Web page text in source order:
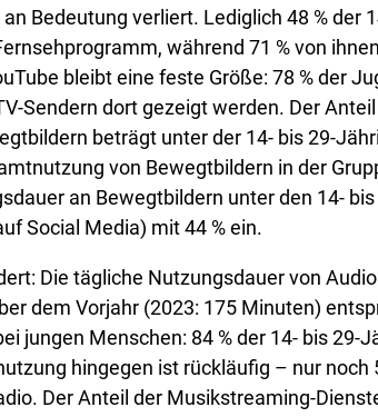
Bedeutung verliert. Lediglich 48 % der
während 71 % von
bleibt eine feste Größe: 78 % der
Sendern dort gezeigt werden. Der
beträgt unter der 14- bis 29-
von Bewegtbildern in der
an Bewegtbildern unter den 14-
Social Media) mit 44 % ein.
Die tägliche Nutzungsdauer von
dem Vorjahr (2023: 175 Minuten)
jungen Menschen: 84 % der 14- bis 29-
hingegen ist rückläufig – nur noch
Der Anteil der Musikstreaming-